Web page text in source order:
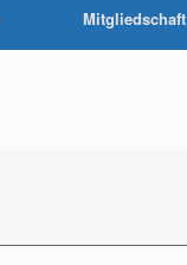
Mitgliedschaft